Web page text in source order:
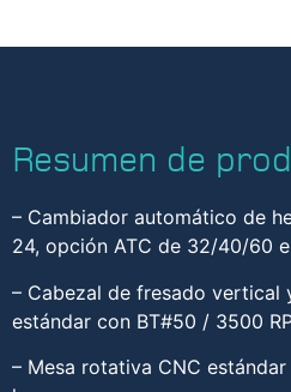
Resumen de
– Cambiador automático de
24, opción ATC de 32/40/60
– Cabezal de fresado vertical
estándar con BT#50 / 3500
– Mesa rotativa CNC